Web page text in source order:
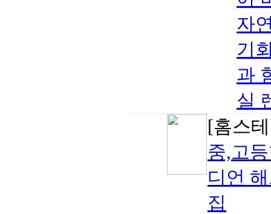
자
기
과
실
[홈스
중,고
디언
집